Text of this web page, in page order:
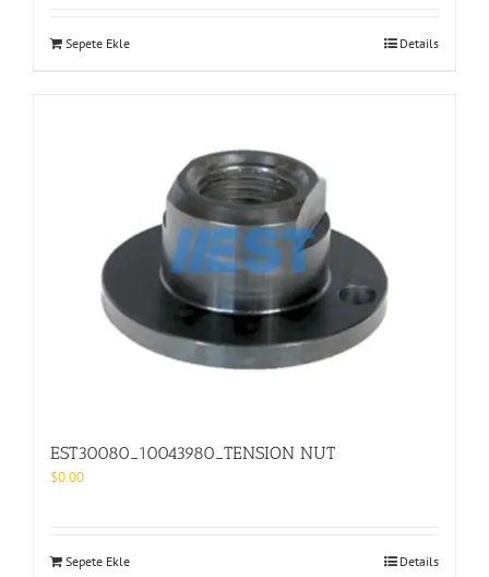
Sepete Ekle Details
EST30080_10043980_TENSION NUT
$0.00
Sepete Ekle Details